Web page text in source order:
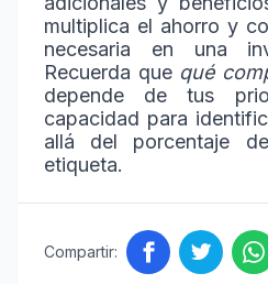
multiplica el ahorro y
necesaria en una
Recuerda que qué
depende de tus
capacidad para
allá del porcentaje
etiqueta.
Compartir: